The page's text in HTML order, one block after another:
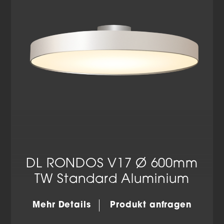
DL RONDOS V17 Ø 600mm
TW Standard Aluminium
Mehr Details Produkt anfragen